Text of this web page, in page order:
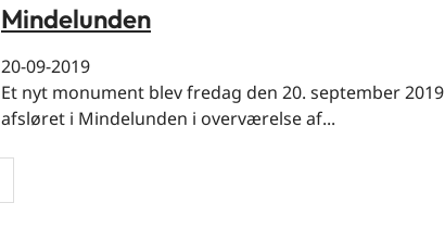
Mindelunden
20-09-2019
Et nyt monument blev fredag den 20. september 2019
afsløret i Mindelunden i overværelse af...